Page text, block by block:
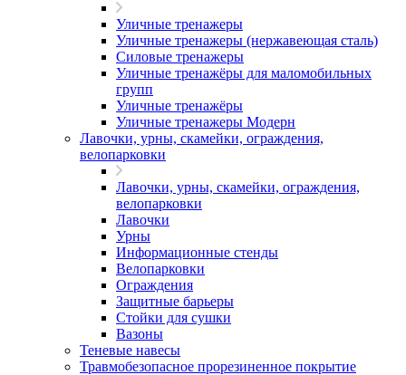
Уличные тренажеры
Уличные тренажеры (нержавеющая сталь)
Силовые тренажеры
Уличные тренажёры для маломобильных
групп
Уличные тренажёры
Уличные тренажеры Модерн
Лавочки, урны, скамейки, ограждения,
велопарковки
Лавочки, урны, скамейки, ограждения,
велопарковки
Лавочки
Урны
Информационные стенды
Велопарковки
Ограждения
Защитные барьеры
Стойки для сушки
Вазоны
Теневые навесы
Травмобезопасное прорезиненное покрытие